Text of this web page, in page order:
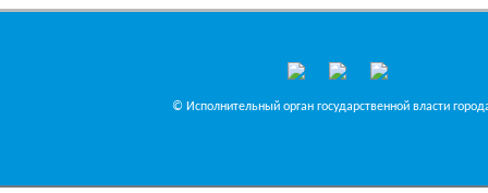
© Исполнительный орган государственной власти